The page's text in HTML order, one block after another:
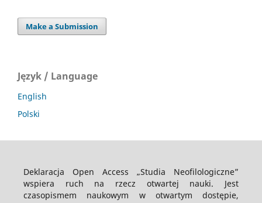
Make a Submission
Język / Language
English
Polski
Deklaracja Open Access „Studia Neofilologiczne”
wspiera ruch na rzecz otwartej nauki. Jest
czasopismem naukowym w otwartym dostępie,